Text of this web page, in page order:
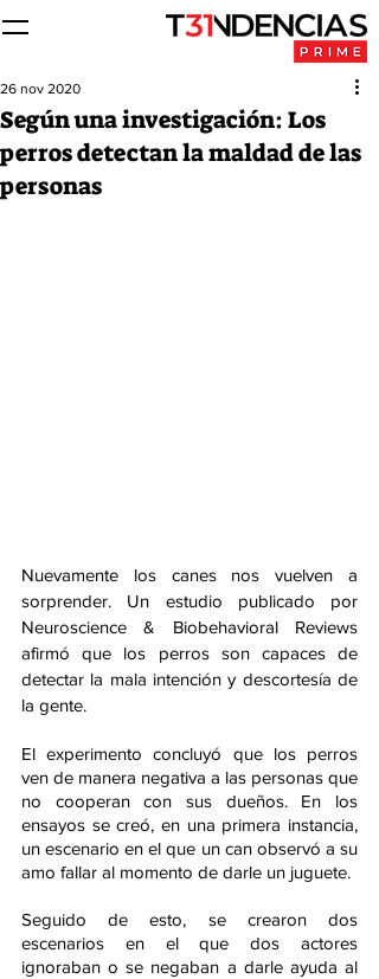
Según una investigación: Los
perros detectan la maldad de las
personas
26 nov 2020
Nuevamente los canes nos vuelven a
sorprender. Un estudio publicado por
Neuroscience & Biobehavioral Reviews
afirmó que los perros son capaces de
detectar la mala intención y descortesía de
la gente.
El experimento concluyó que los perros
ven de manera negativa a las personas que
no cooperan con sus dueños. En los
ensayos se creó, en una primera instancia,
un escenario en el que un can observó a su
amo fallar al momento de darle un juguete.
Seguido de esto, se crearon dos
escenarios en el que dos actores
ignoraban o se negaban a darle ayuda al